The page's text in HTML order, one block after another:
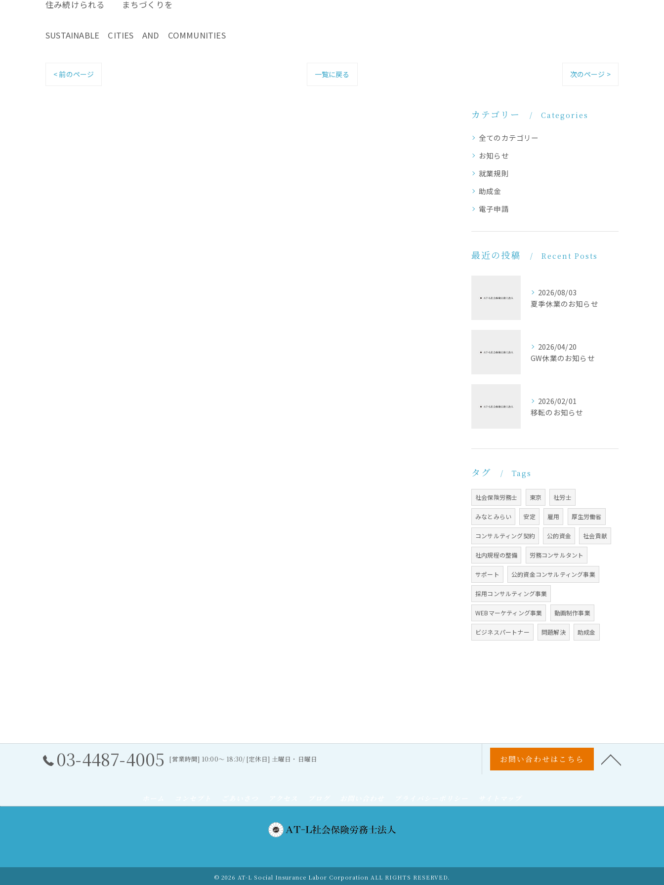
住み続けられる まちづくりを
SUSTAINABLE CITIES AND COMMUNITIES
< 前のページ 一覧に戻る 次のページ >
カテゴリー Categories
全てのカテゴリー
お知らせ
就業規則
助成金
電子申請
最近の投稿 Recent Posts
2026/08/03
夏季休業のお知らせ
2026/04/20
GW休業のお知らせ
2026/02/01
移転のお知らせ
タグ Tags
社会保険労務士 東京 社労士
みなとみらい 安定 雇用 厚生労働省
コンサルティング契約 公的資金 社会貢献
社内規程の整備 労務コンサルタント
サポート 公的資金コンサルティング事業
採用コンサルティング事業
WEBマーケティング事業 動画制作事業
ビジネスパートナー 問題解決 助成金
03-4487-4005 [営業時間] 10:00〜 18:30/ [定休日] 土曜日・日曜日 お問い合わせはこちら
© 2026 AT-L Social Insurance Labor Corporation ALL RIGHTS RESERVED.